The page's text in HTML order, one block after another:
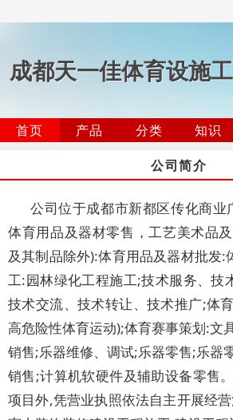
成都天一佳体育设施
首页 产品 分类 知识
公司简介
公司位于成都市新都区传化商业
体育用品及器材零售，工艺美术品
及其制品除外):体育用品及器材批发:
工:园林绿化工程施工;技术服务、技
技术交流、技术转让、技术推广;体
高危险性体育运动);体育赛事策划:文
销售;乐器维修、调试;乐器零售;乐器
销售;计算机软硬件及辅助设备零售
项目外,凭营业执照依法自主开展经